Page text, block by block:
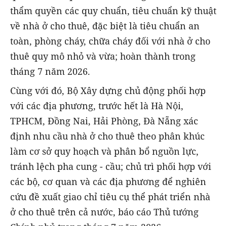
thẩm quyền các quy chuẩn, tiêu chuẩn kỹ thuật
về nhà ở cho thuê, đặc biệt là tiêu chuẩn an
toàn, phòng cháy, chữa cháy đối với nhà ở cho
thuê quy mô nhỏ và vừa; hoàn thành trong
tháng 7 năm 2026.
Cùng với đó, Bộ Xây dựng chủ động phối hợp
với các địa phương, trước hết là Hà Nội,
TPHCM, Đồng Nai, Hải Phòng, Đà Nẵng xác
định nhu cầu nhà ở cho thuê theo phân khúc
làm cơ sở quy hoạch và phân bổ nguồn lực,
tránh lệch pha cung - cầu; chủ trì phối hợp với
các bộ, cơ quan và các địa phương để nghiên
cứu đề xuất giao chỉ tiêu cụ thể phát triển nhà
ở cho thuê trên cả nước, báo cáo Thủ tướng